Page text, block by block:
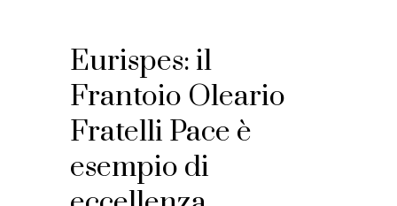
Eurispes: il
Frantoio Oleario
Fratelli Pace è
esempio di